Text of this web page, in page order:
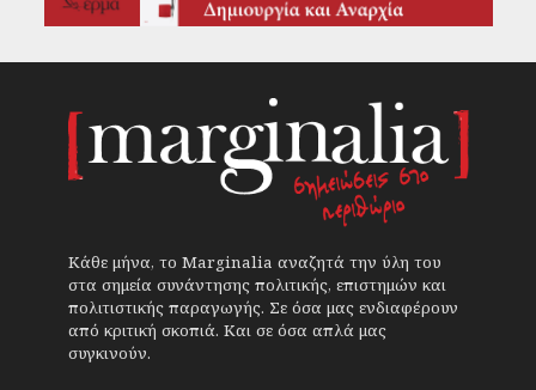
Κάθε μήνα, το Marginalia αναζητά την ύλη του
στα σημεία συνάντησης πολιτικής, επιστημών και
πολιτιστικής παραγωγής. Σε όσα μας ενδιαφέρουν
από κριτική σκοπιά. Και σε όσα απλά μας
συγκινούν.